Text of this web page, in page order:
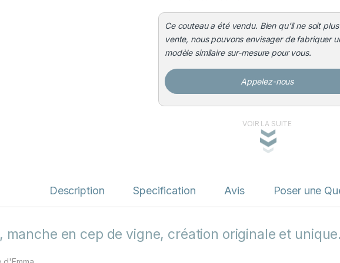
Ce couteau a été vendu. Bien qu’il ne soit
vente, nous pouvons envisager de fabriquer
modèle similaire sur-mesure pour vous.
Appelez-nous
VOIR LA SUITE
Description Specification Avis Poser une
, manche en cep de vigne, création originale et unique.